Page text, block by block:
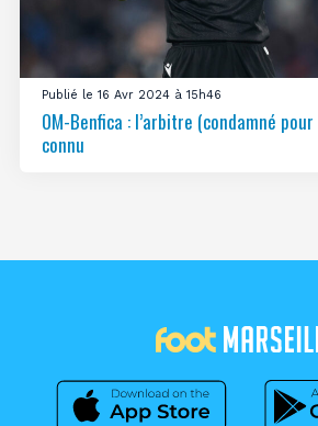
Publié le 16 Avr 2024 à 15h46
OM-Benfica : l’arbitre (condamné
connu